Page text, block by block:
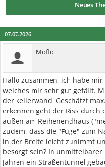
Neues
07.07.2026
Moflo
Hallo zusammen, ich habe
welches mir sehr gut gefällt.
der kellerwand. Geschätzt
erkennen geht der Riss durch
außen am Reihenendhaus
zudem, dass die "Fuge" zum
in der Breite leicht zunimmt
besorgt sein? In
Jahren ein Straßentunnel